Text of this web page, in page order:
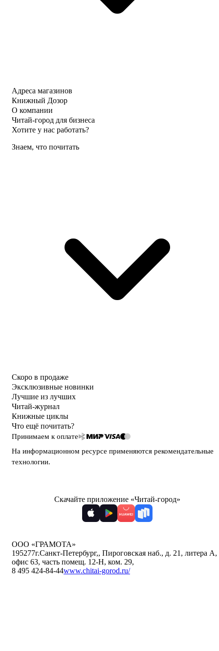
Адреса магазинов
Книжный Дозор
О компании
Читай-город для бизнеса
Хотите у нас работать?
Знаем, что почитать
Скоро в продаже
Эксклюзивные новинки
Лучшие из лучших
Читай-журнал
Книжные циклы
Что ещё почитать?
Принимаем к оплате
На информационном ресурсе применяются рекомендательные
технологии.
Скачайте приложение «Читай-город»
ООО «ГРАМОТА»
195277г.Санкт-Петербург,, Пироговская наб., д. 21, литера А,
офис 63, часть помещ. 12-Н, ком. 29,
8 495 424-84-44www.chitai-gorod.ru/